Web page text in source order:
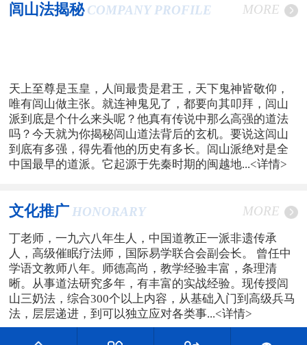
闾山法揭秘 COMPANY PROFILE MORE
天上至尊是玉皇，人间最贵是君王，天下鬼神皆敬仰，
唯有闾山做主张。就连神鬼见了，都要向其叩拜，闾山
派到底是个什么来头呢？他真有传说中那么高强的道法
吗？今天就为你揭秘闾山道法背后的玄机。要说这闾山
到底有多强，得先看他的历史有多长。闾山派绝对是全
中国最早的道派。它起源于先秦时期的闽越地...<详情>
文化推广 HONORARY MORE
丁老师，一九六八年生人，中国道教正一派非遗传承
人，高级催眠疗法师，国际易学联合会副会长。 曾任中
学语文教师八年。师德高尚，教学经验丰富，条理清
晰。从事道法研究多年，有丰富的实战经验。现传授闾
山三奶法，综合300个以上内容，从基础入门到高级兵马
法，层层递进，到可以独立应对各类事...<详情>